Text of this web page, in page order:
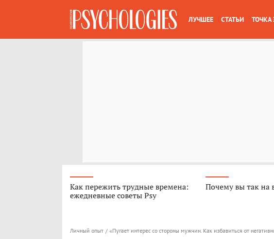
ЛУЧШЕЕ СТАТЬИ ТОЧКА
Как пережить трудные времена:
ежедневные советы Psy
Почему вы так на
Личный опыт / «Пугает интерес со стороны мужчин. Как избавиться от